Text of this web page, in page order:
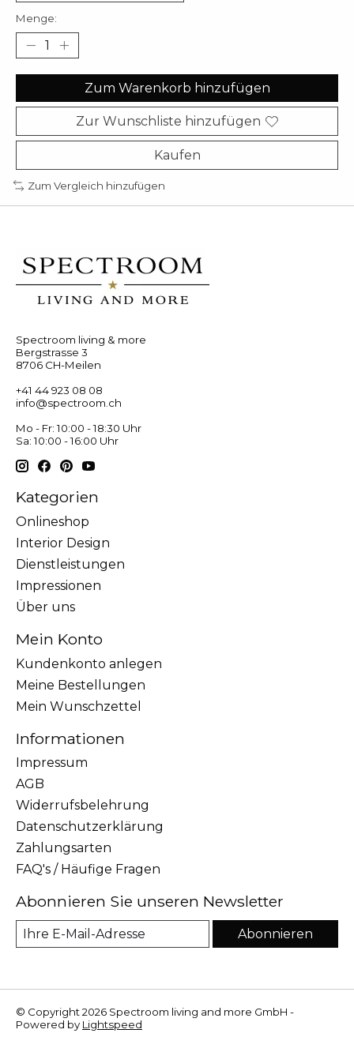
Menge:
Zum Warenkorb hinzufügen
Zur Wunschliste hinzufügen
Kaufen
Zum Vergleich hinzufügen
Spectroom living & more
Bergstrasse 3
8706 CH-Meilen
+41 44 923 08 08
info@spectroom.ch
Mo - Fr: 10:00 - 18:30 Uhr
Sa: 10:00 - 16:00 Uhr
Kategorien
Onlineshop
Interior Design
Dienstleistungen
Impressionen
Über uns
Mein Konto
Kundenkonto anlegen
Meine Bestellungen
Mein Wunschzettel
Informationen
Impressum
AGB
Widerrufsbelehrung
Datenschutzerklärung
Zahlungsarten
FAQ's / Häufige Fragen
Abonnieren Sie unseren Newsletter
Abonnieren
© Copyright 2026 Spectroom living and more GmbH -
Powered by Lightspeed